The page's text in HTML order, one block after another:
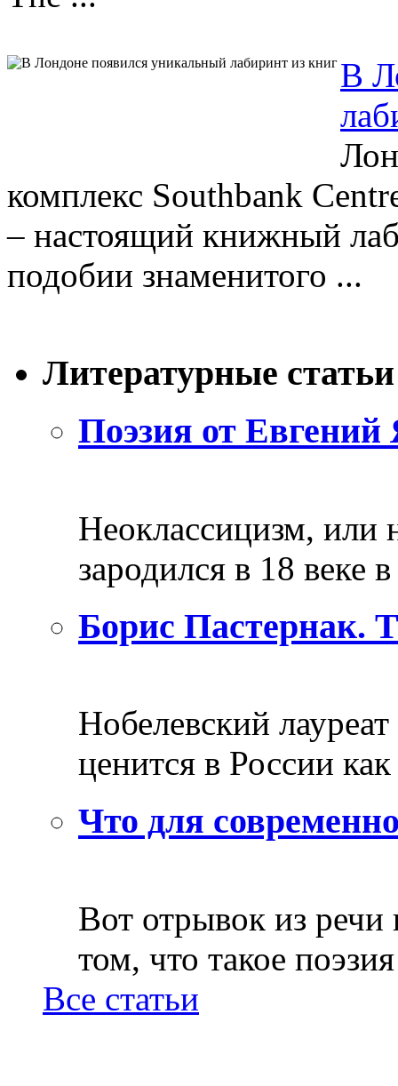
В
комплекс Southbank
– настоящий книжный
подобии знаменитого ...
Литературные статьи
Поэзия от Евгений
Неоклассицизм, или
зародился в 18 веке
Борис Пастернак.
Нобелевский
ценится в России
Что для
Вот отрывок из
том, что такое
Все статьи